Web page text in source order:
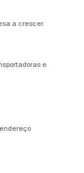
a crescer.
e